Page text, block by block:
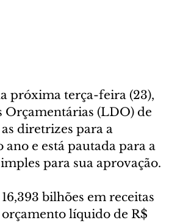
próxima terça-feira (23),
(LDO) de
diretrizes para a
e está pautada para a
para sua aprovação.
bilhões em receitas
líquido de R$